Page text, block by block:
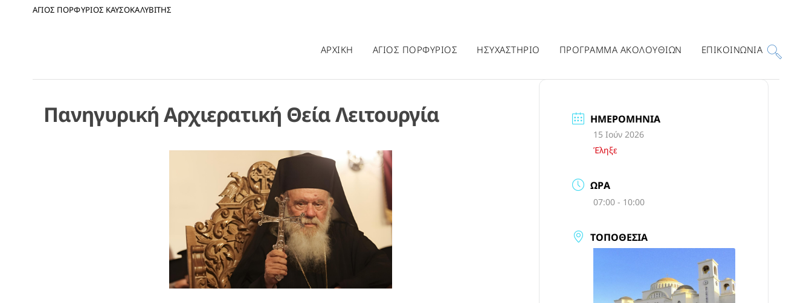
ΑΓΙΟΣ ΠΟΡΦΥΡΙΟΣ ΚΑΥΣΟΚΑΛΥΒΙΤΗΣ
ΑΡΧΙΚΗ ΑΓΙΟΣ ΠΟΡΦΥΡΙΟΣ ΗΣΥΧΑΣΤΗΡΙΟ ΠΡΟΓΡΑΜΜΑ ΑΚΟΛΟΥΘΙΩΝ ΕΠΙΚΟΙΝΩΝΙΑ
Πανηγυρική Αρχιερατική Θεία Λειτουργία ΗΜΕΡΟΜΗΝΊΑ
15 Ιούν 2026
Έληξε
ΏΡΑ
07:00 - 10:00
ΤΟΠΟΘΕΣΊΑ